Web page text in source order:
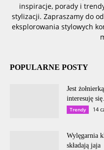
inspiracje, porady i
stylizacji. Zapraszamy do
eksplorowania stylowych
POPULARNE POSTY
Jest
interesuję
Trendy 14
Wylęgarnia
składają jaja